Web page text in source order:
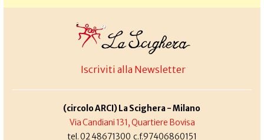
Iscriviti alla Newsletter
(circolo ARCI) La Scighera - Milano
Via Candiani 131, Quartiere Bovisa
tel. 02 48671300 c.f.97406860151